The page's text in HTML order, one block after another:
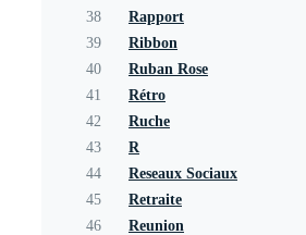
38
Rapport
39
Ribbon
40
Ruban Rose
41
Rétro
42
Ruche
43
R
44
Reseaux Sociaux
45
Retraite
46
Reunion